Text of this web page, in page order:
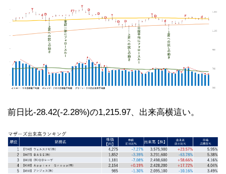
前日比-28.42(-2.28%)の1,215.97、出来高横這い。